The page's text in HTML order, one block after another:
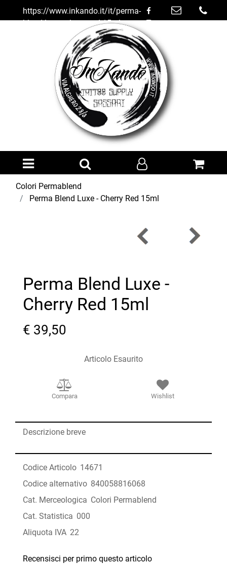
https://www.inkando.it/it/perma-
blend-luxe---cherry-red-15ml
Open menu
Colori Permablend
Perma Blend Luxe - Cherry Red 15ml
Perma Blend Luxe -
Cherry Red 15ml
€ 39,50
Articolo Esaurito
Compara Wishlist
Descrizione breve
Codice Articolo 14671
Codice alternativo 840058816068
Cat. Merceologica Colori Permablend
Cat. Statistica 000
Aliquota IVA 22
Recensisci per primo questo articolo